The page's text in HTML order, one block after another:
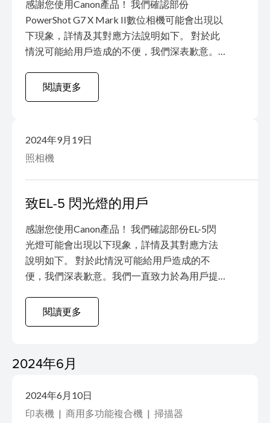
感謝您使用Canon產品！ 我們確認部份
PowerShot G7 X Mark II數位相機可能會出現以
下現象，詳情及其對應方法說明如下。 對於此
情況可能給用戶造成的不便，我們深表歉意。
產品。希望能夠得到您的理解和支持！ 現象: 有
極少數的產品可能會受到內置閃光燈無法運作
PowerShot G7 X Mark II數位相機 顯示在LCD顯
示器背面的相機序列號中，前兩位數字為[21]至
供...
閱讀更多
2024年9月19日
照相機
致EL-5 閃光燈的用戶
感謝您使用Canon產品！ 我們確認部份EL-5閃
光燈可能會出現以下現象，詳情及其對應方法
說明如下。 對於此情況可能給用戶造成的不
便，我們深表歉意。我們一直致力於為用戶提
理解和支持！ 現象: 當電源關閉時，部份產品的
電量消耗比一般更快。 即使電池已充滿電，也
產品會受到此情況影響。 支援: 對於受影響的
2026 年 9 月 30 日。如因上述現象以外的其他
問題所進行的檢查或維修，將按正常維修流程
閱讀更多
2024年6月
2024年6月10日
印表機
商用多功能複合機 掃描器